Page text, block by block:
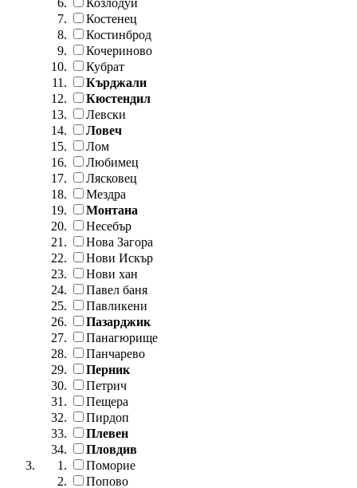
Козлодуй
Костенец
Костинброд
Кочериново
Кубрат
Кърджали
Кюстендил
Левски
Ловеч
Лом
Любимец
Лясковец
Мездра
Монтана
Несебър
Нова Загора
Нови Искър
Нови хан
Павел баня
Павликени
Пазарджик
Панагюрище
Панчарево
Перник
Петрич
Пещера
Пирдоп
Плевен
Пловдив
Поморие
Попово